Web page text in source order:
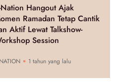
Nation Hangout Ajak
Ramadan Tetap Cantik
Aktif Lewat Talkshow-
Session
1 tahun yang lalu